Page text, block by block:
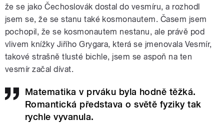
že se jako Čechoslovák dostal do vesmíru, a rozhodl
jsem se, že se stanu také kosmonautem. Časem jsem
pochopil, že se kosmonautem nestanu, ale právě pod
vlivem knížky Jiřího Grygara, která se jmenovala Vesmír,
takové strašně tlusté bichle, jsem se aspoň na ten
vesmír začal dívat.
Matematika v prváku byla hodně těžká.
Romantická představa o světě fyziky tak
rychle vyvanula.